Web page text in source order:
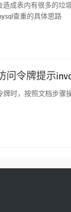
成表内有很多的垃
查重的具体思路
问令牌提示
牌时，按照文档步骤